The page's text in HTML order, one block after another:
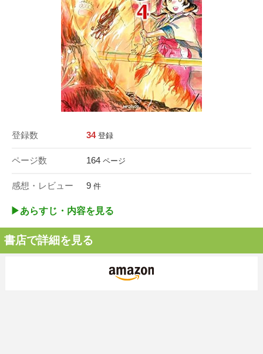
登録数 34 登録
ページ数 164 ページ
感想・レビュー 9 件
▶︎あらすじ・内容を見る
書店で詳細を見る